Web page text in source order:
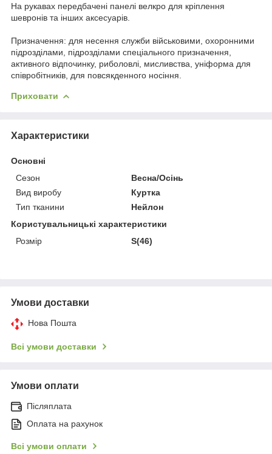
На рукавах передбачені панелі велкро для кріплення
шевронів та інших аксесуарів.
Призначення: для несення служби військовими, охоронними
підрозділами, підрозділами спеціального призначення,
активного відпочинку, риболовлі, мисливства, уніформа для
співробітників, для повсякденного носіння.
Приховати
Характеристики
Основні
Сезон
Весна/Осінь
Вид виробу
Куртка
Тип тканини
Нейлон
Користувальницькі характеристики
Розмір
S(46)
Умови доставки
Нова Пошта
Всі умови доставки
Умови оплати
Післяплата
Оплата на рахунок
Всі умови оплати